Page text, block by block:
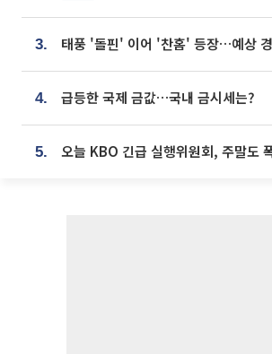
3.
4. 급등한 국제 금값…국내 금시세는?
5. 오늘 KBO 긴급 실행위원회, 주말도